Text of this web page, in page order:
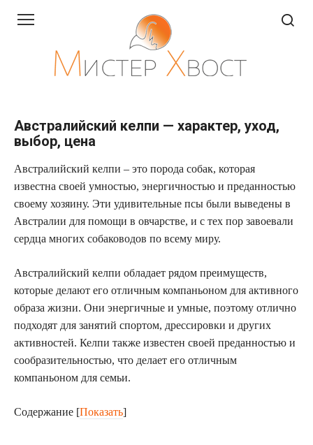
Австралийский келпи — характер, уход,
выбор, цена
Австралийский келпи – это порода собак, которая
известна своей умностью, энергичностью и преданностью
своему хозяину. Эти удивительные псы были выведены в
Австралии для помощи в овчарстве, и с тех пор завоевали
сердца многих собаководов по всему миру.
Австралийский келпи обладает рядом преимуществ,
которые делают его отличным компаньоном для активного
образа жизни. Они энергичные и умные, поэтому отлично
подходят для занятий спортом, дрессировки и других
активностей. Келпи также известен своей преданностью и
сообразительностью, что делает его отличным
компаньоном для семьи.
Содержание [Показать]